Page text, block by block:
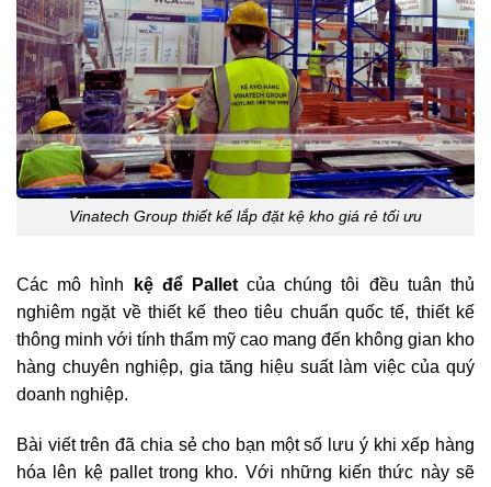
Vinatech Group thiết kế lắp đặt kệ kho giá rẻ tối ưu
Các mô hình kệ để Palletcủa chúng tôi đều tuân thủ
nghiêm ngặt về thiết kế theo tiêu chuẩn quốc tế, thiết kế
thông minh với tính thẩm mỹ cao mang đến không gian kho
hàng chuyên nghiệp, gia tăng hiệu suất làm việc của quý
doanh nghiệp.
Bài viết trên đã chia sẻ cho bạn một số lưu ý khi xếp hàng
hóa lên kệ pallet trong kho. Với những kiến thức này sẽ